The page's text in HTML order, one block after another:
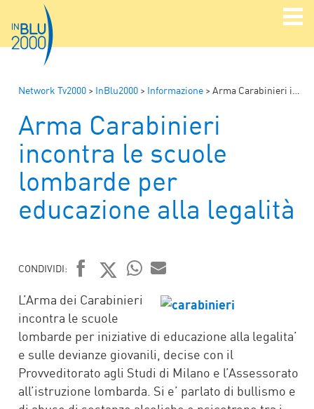
Network Tv2000 > InBlu2000 > Informazione > Arma Carabinieri incontra le scuole lombarde per educazione alla legalità
Arma Carabinieri
incontra le scuole
lombarde per
educazione alla legalità
CONDIVIDI:
FACEBOOK
TWITTER
WHATSAPP
MAIL
L’Arma dei Carabinieri
incontra le scuole
lombarde per iniziative di educazione alla legalita’
e sulle devianze giovanili, decise con il
Provveditorato agli Studi di Milano e l’Assessorato
all’istruzione lombarda. Si e’ parlato di bullismo e